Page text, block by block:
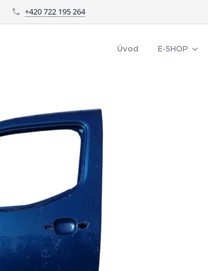
+420 722 195 264
Úvod E-SHOP